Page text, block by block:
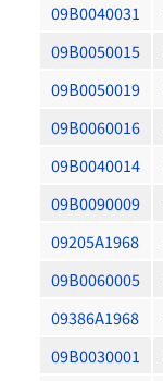
09B0040031
09B0050015
09B0050019
09B0060016
09B0040014
09B0090009
09205A1968
09B0060005
09386A1968
09B0030001